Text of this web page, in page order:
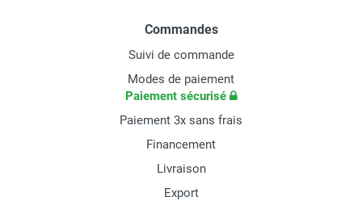
Commandes
Suivi de commande
Modes de paiement
Paiement sécurisé
Paiement 3x sans frais
Financement
Livraison
Export